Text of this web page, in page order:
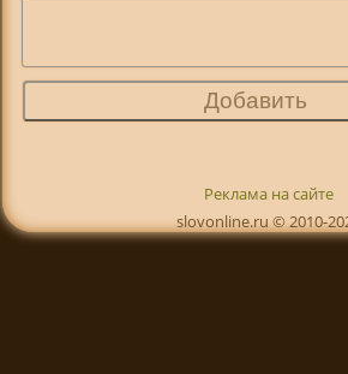
Реклама на сайте
slovonline.ru © 2010-